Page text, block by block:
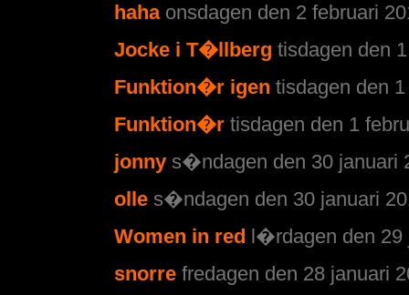
haha onsdagen den 2 februari
Jocke i T�llberg tisdagen den
Funktion�r igen tisdagen den
Funktion�r tisdagen den 1
jonny s�ndagen den 30 januari
olle s�ndagen den 30 januari
Women in red l�rdagen den 29
snorre fredagen den 28 januari